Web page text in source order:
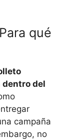
qué
dentro del
campaña
no